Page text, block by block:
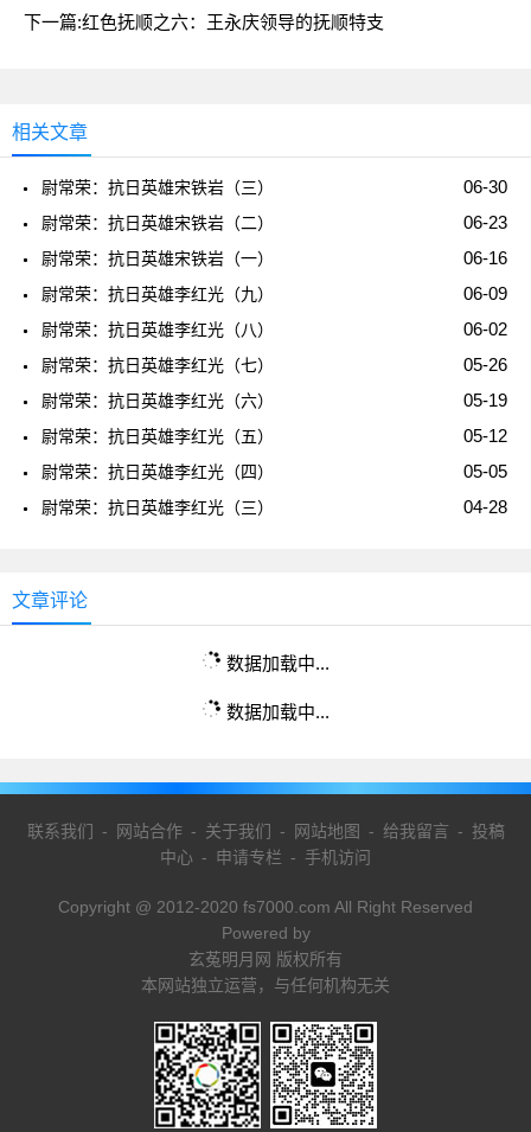
下一篇:红色抚顺之六：王永庆领导的抚顺特支
相关文章
06-30
尉常荣：抗日英雄宋铁岩（三）
06-23
尉常荣：抗日英雄宋铁岩（二）
06-16
尉常荣：抗日英雄宋铁岩（一）
06-09
尉常荣：抗日英雄李红光（九）
06-02
尉常荣：抗日英雄李红光（八）
05-26
尉常荣：抗日英雄李红光（七）
05-19
尉常荣：抗日英雄李红光（六）
05-12
尉常荣：抗日英雄李红光（五）
05-05
尉常荣：抗日英雄李红光（四）
04-28
尉常荣：抗日英雄李红光（三）
文章评论
数据加载中...
数据加载中...
联系我们 - 网站合作- 关于我们 - 网站地图 - 给我留言 - 投稿
中心 - 申请专栏 - 手机访问
Copyright @ 2012-2020 fs7000.com All Right Reserved
Powered by
玄菟明月网 版权所有
本网站独立运营，与任何机构无关